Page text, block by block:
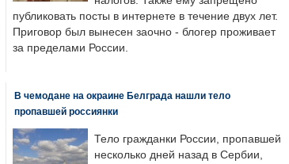
публиковать посты в интернете в течение двух лет.
Приговор был вынесен заочно - блогер проживает
за пределами России.
В чемодане на окраине Белграда нашли тело
пропавшей россиянки
Тело гражданки России, пропавшей
несколько дней назад в Сербии,